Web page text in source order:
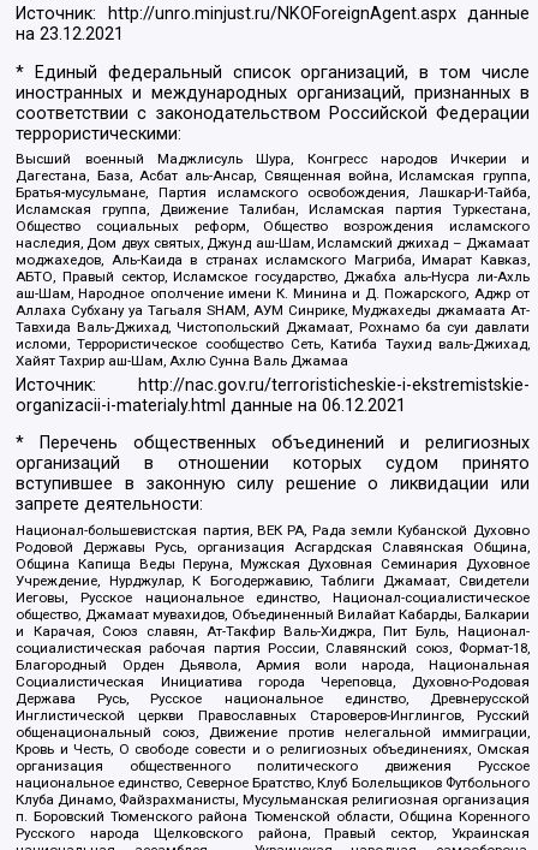
Источник: http://unro.minjust.ru/NKOForeignAgent.aspxданные
на23.12.2021
* Единый федеральный список организаций, в том числе
иностранных и международных организаций, признанных в
соответствии с законодательством Российской Федерации
террористическими:
Высший военный Маджлисуль Шура, Конгресс народов Ичкерии и
Дагестана, База, Асбат аль-Ансар, Священная война, Исламская группа,
Братья-мусульмане, Партия исламского освобождения, Лашкар-И-Тайба,
Исламская группа, Движение Талибан, Исламская партия Туркестана,
Общество социальных реформ, Общество возрождения исламского
наследия, Дом двух святых, Джунд аш-Шам, Исламский джихад – Джамаат
моджахедов, Аль-Каида в странах исламского Магриба, Имарат Кавказ,
АБТО, Правый сектор, Исламское государство, Джабха аль-Нусра ли-Ахль
аш-Шам, Народное ополчение имени К. Минина и Д. Пожарского, Аджр от
Аллаха Субхану уа Тагьаля SHAM, АУМ Синрике, Муджахеды джамаата Ат-
Тавхида Валь-Джихад, Чистопольский Джамаат, Рохнамо ба суи давлати
исломи, Террористическое сообщество Сеть, Катиба Таухид валь-Джихад,
Хайят Тахрир аш-Шам, Ахлю Сунна Валь Джамаа
Источник:
http://nac.gov.ru/terroristicheskie-i-ekstremistskie-
organizacii-i-materialy.html данные на06.12.2021
* Перечень общественных объединений и религиозных
организаций в отношении которых судом принято
вступившее в законную силу решение о ликвидации или
запрете деятельности:
Национал-большевистская партия, ВЕК РА, Рада земли Кубанской Духовно
Родовой Державы Русь, организация Асгардская Славянская Община,
Община Капища Веды Перуна, Мужская Духовная Семинария Духовное
Учреждение, Нурджулар, К Богодержавию, Таблиги Джамаат, Свидетели
Иеговы, Русское национальное единство, Национал-социалистическое
общество, Джамаат мувахидов, Объединенный Вилайат Кабарды, Балкарии
и Карачая, Союз славян, Ат-Такфир Валь-Хиджра, Пит Буль, Национал-
социалистическая рабочая партия России, Славянский союз, Формат-18,
Благородный Орден Дьявола, Армия воли народа, Национальная
Социалистическая Инициатива города Череповца, Духовно-Родовая
Держава Русь, Русское национальное единство, Древнерусской
Инглистической церкви Православных Староверов-Инглингов, Русский
общенациональный союз, Движение против нелегальной иммиграции,
Кровь и Честь, О свободе совести и о религиозных объединениях, Омская
организация общественного политического движения Русское
национальное единство, Северное Братство, Клуб Болельщиков Футбольного
Клуба Динамо, Файзрахманисты, Мусульманская религиозная организация
п. Боровский Тюменского района Тюменской области, Община Коренного
Русского народа Щелковского района, Правый сектор, Украинская